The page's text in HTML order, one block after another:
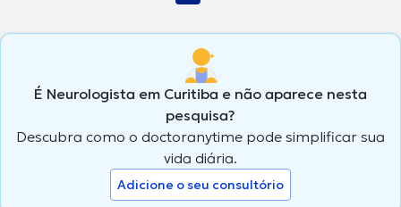
É Neurologista em Curitiba e não aparece nesta
pesquisa?
Descubra como o doctoranytime pode simplificar sua
vida diária.
Adicione o seu consultório